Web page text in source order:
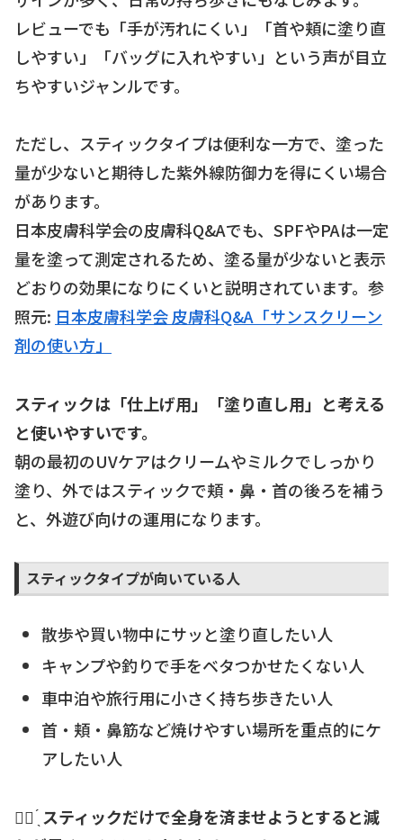
レビューでも「手が汚れにくい」「首や頬に塗り直
しやすい」「バッグに入れやすい」という声が目立
ちやすいジャンルです。
ただし、スティックタイプは便利な一方で、塗った
量が少ないと期待した紫外線防御力を得にくい場合
があります。
日本皮膚科学会の皮膚科Q&Aでも、SPFやPAは一定
量を塗って測定されるため、塗る量が少ないと表示
どおりの効果になりにくいと説明されています。参
照元: 日本皮膚科学会 皮膚科Q&A「サンスクリーン
剤の使い方」
スティックは「仕上げ用」「塗り直し用」と考える
と使いやすいです。
朝の最初のUVケアはクリームやミルクでしっかり
塗り、外ではスティックで頬・鼻・首の後ろを補う
と、外遊び向けの運用になります。
スティックタイプが向いている人
散歩や買い物中にサッと塗り直したい人
キャンプや釣りで手をベタつかせたくない人
車中泊や旅行用に小さく持ち歩きたい人
首・頬・鼻筋など焼けやすい場所を重点的にケ
アしたい人
☝🏻 ̖́スティックだけで全身を済ませようとすると減